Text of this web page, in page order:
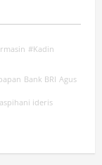
#Kadin
Bank BRI Agus
aspihani ideris